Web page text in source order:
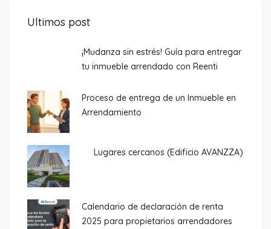
Ultimos post
¡Mudanza sin estrés! Guía para entregar
tu inmueble arrendado con Reenti
Proceso de entrega de un Inmueble en
Arrendamiento
Lugares cercanos (Edificio AVANZZA)
Calendario de declaración de renta
2025 para propietarios arrendadores